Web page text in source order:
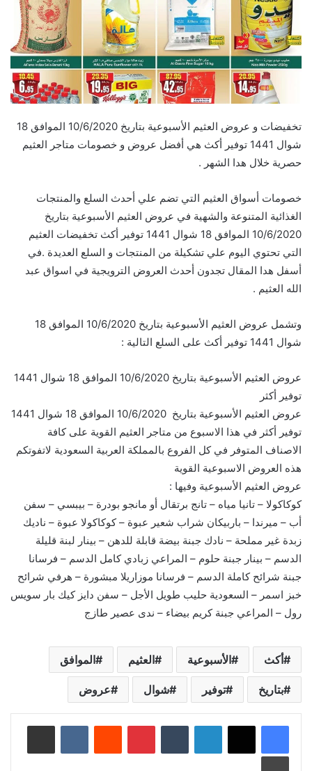
تخفيضات و عروض العثيم الأسبوعية بتاريخ 10/6/2020 الموافق 18
شوال 1441 توفير أكث هي أفضل عروض و خصومات متاجر العثيم
حصرية خلال هدا الشهر .
خصومات أسواق العثيم التي تضم علي أحدث السلع والمنتجات
الغذائية المتنوعة والشهية في عروض العثيم الأسبوعية بتاريخ
10/6/2020 الموافق 18 شوال 1441 توفير أكث تخفيضات العثيم
التي تحتوي اليوم علي تشكيلة من المنتجات و السلع العديدة .في
أسفل هدا المقال تجدون أحدث العروض الترويجية في اسواق عبد
الله العثيم .
وتشمل عروض العثيم الأسبوعية بتاريخ 10/6/2020 الموافق 18
شوال 1441 توفير أكث على السلع التالية :
عروض العثيم الأسبوعية بتاريخ 10/6/2020 الموافق 18 شوال 1441
توفير أكثر
عروض العثيم الأسبوعية بتاريخ 10/6/2020 الموافق 18 شوال 1441
توفير أكثر في هذا الاسبوع من متاجر العثيم القوية على كافة
الاصناف المتوفر في كل الفروع بالمملكة العربية السعودية لاتفوتكم
هذه العروض الاسبوعية القوية
عروض العثيم الأسبوعية وفيها :
كوكاكولا – تانيا مياه – تانج برتقال أو مانجو بودرة – بيبسي – سفن
أب – ميرندا – باربيكان شراب شعير عبوة – كوكاكولا عبوة – ناديك
زبدة غير مملحة – نادك جبنة بيضة قابلة للدهن – بينار لبنة قليلة
الدسم – بينار جبنة حلوم – المراعي زبادي كامل الدسم – فرسانا
جبنة شرائح كاملة الدسم – فرسانا موزاريلا مبشورة – هرفي شرائح
خبز اسمر – السعودية حليب طويل الأجل – سفن دايز كيك بار سويس
رول – المراعي جبنة كريم بيضاء – ندى عصير طازج
أكث الأسبوعية العثيم الموافق
بتاريخ توفير شوال عروض
لينكدإن بينتيريست